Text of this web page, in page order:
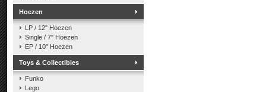
Hoezen
LP / 12" Hoezen
Single / 7" Hoezen
EP / 10" Hoezen
Toys & Collectibles
Funko
Lego